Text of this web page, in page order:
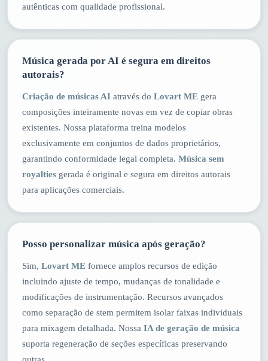
autênticas com qualidade profissional.
Música gerada por AI é segura em direitos
autorais?
Criação de músicas AI através do Lovart ME gera
composições inteiramente novas em vez de copiar obras
existentes. Nossa plataforma treina modelos
exclusivamente em conjuntos de dados proprietários,
garantindo conformidade legal completa. Música sem
royalties gerada é original e segura em direitos autorais
para aplicações comerciais.
Posso personalizar música após geração?
Sim, Lovart ME fornece amplos recursos de edição
incluindo ajuste de tempo, mudanças de tonalidade e
modificações de instrumentação. Recursos avançados
como separação de stem permitem isolar faixas individuais
para mixagem detalhada. Nossa IA de geração de música
suporta regeneração de seções específicas preservando